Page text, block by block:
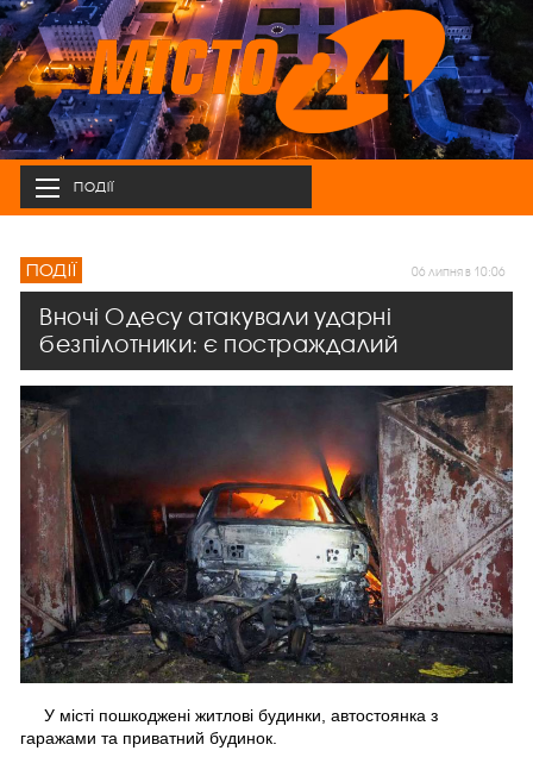
ПОДІЇ
ПОДІЇ 06 липня в 10:06
Вночі Одесу атакували ударні
безпілотники: є постраждалий
У місті пошкоджені житлові будинки, автостоянка з
гаражами та приватний будинок.